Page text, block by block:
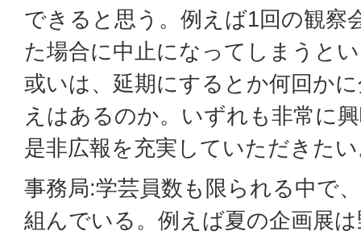
できると思う。例えば1回の観察
た場合に中止になってしまうと
或いは、延期にするとか何回か
えはあるのか。いずれも非常に
是非広報を充実していただきた
事務局:学芸員数も限られる中で
組んでいる。例えば夏の企画展